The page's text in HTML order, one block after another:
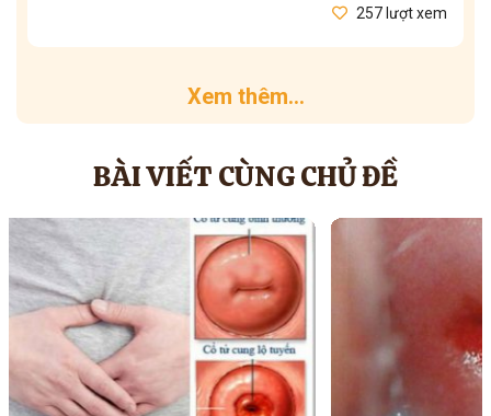
257 lượt xem
Xem thêm...
BÀI VIẾT CÙNG CHỦ ĐỀ